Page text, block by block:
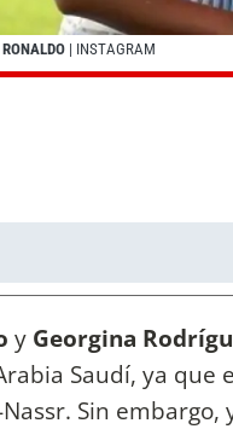
| INSTAGRAM
y Georgina
Saudí, ya
Sin